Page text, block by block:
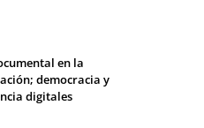
en la
democracia y
digitales